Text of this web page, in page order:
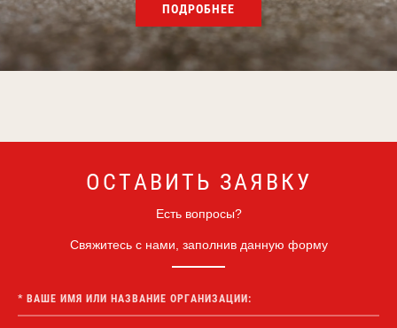
ПОДРОБНЕЕ
ОСТАВИТЬ ЗАЯВКУ
Есть вопросы?
Свяжитесь с нами, заполнив данную форму